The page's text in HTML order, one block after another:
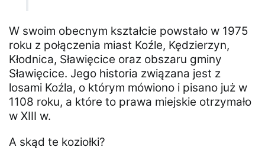
W swoim obecnym kształcie powstało w 1975
roku z połączenia miast Koźle, Kędzierzyn,
Kłodnica, Sławięcice oraz obszaru gminy
Sławięcice. Jego historia związana jest z
losami Koźla, o którym mówiono i pisano już w
1108 roku, a które to prawa miejskie otrzymało
w XIII w.
A skąd te koziołki?